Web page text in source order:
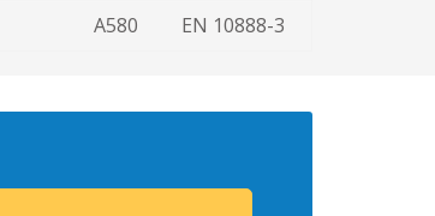
A580 EN 10888-3